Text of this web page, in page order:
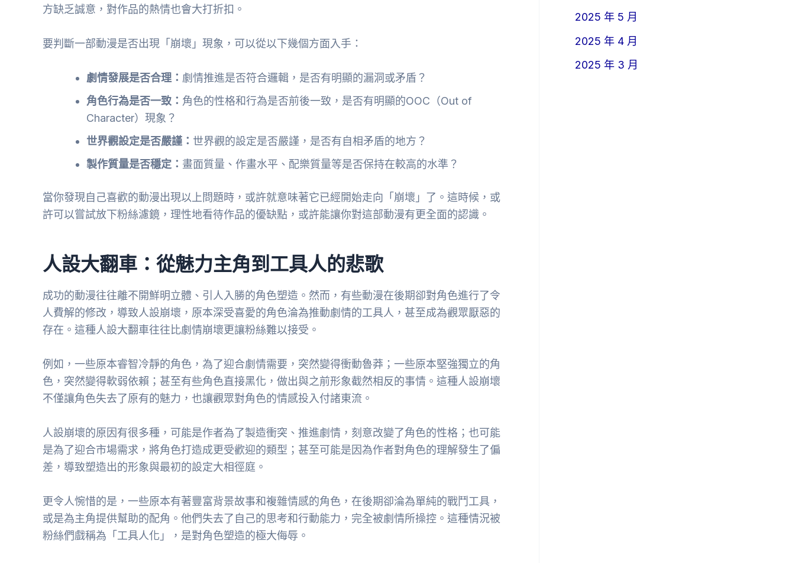
方缺乏誠意，對作品的熱情也會大打折扣。
要判斷一部動漫是否出現「崩壞」現象，可以從以下幾個方面入手：
劇情發展是否合理： 劇情推進是否符合邏輯，是否有明顯的漏洞或矛盾？
角色行為是否一致： 角色的性格和行為是否前後一致，是否有明顯的OOC（Out of
Character）現象？
世界觀設定是否嚴謹： 世界觀的設定是否嚴謹，是否有自相矛盾的地方？
製作質量是否穩定： 畫面質量、作畫水平、配樂質量等是否保持在較高的水準？
當你發現自己喜歡的動漫出現以上問題時，或許就意味著它已經開始走向「崩壞」了。這時候，或
許可以嘗試放下粉絲濾鏡，理性地看待作品的優缺點，或許能讓你對這部動漫有更全面的認識。
人設大翻車：從魅力主角到工具人的悲歌
成功的動漫往往離不開鮮明立體、引人入勝的角色塑造。然而，有些動漫在後期卻對角色進行了令
人費解的修改，導致人設崩壞，原本深受喜愛的角色淪為推動劇情的工具人，甚至成為觀眾厭惡的
存在。這種人設大翻車往往比劇情崩壞更讓粉絲難以接受。
例如，一些原本睿智冷靜的角色，為了迎合劇情需要，突然變得衝動魯莽；一些原本堅強獨立的角
色，突然變得軟弱依賴；甚至有些角色直接黑化，做出與之前形象截然相反的事情。這種人設崩壞
不僅讓角色失去了原有的魅力，也讓觀眾對角色的情感投入付諸東流。
人設崩壞的原因有很多種，可能是作者為了製造衝突、推進劇情，刻意改變了角色的性格；也可能
是為了迎合市場需求，將角色打造成更受歡迎的類型；甚至可能是因為作者對角色的理解發生了偏
差，導致塑造出的形象與最初的設定大相徑庭。
更令人惋惜的是，一些原本有著豐富背景故事和複雜情感的角色，在後期卻淪為單純的戰鬥工具，
或是為主角提供幫助的配角。他們失去了自己的思考和行動能力，完全被劇情所操控。這種情況被
粉絲們戲稱為「工具人化」，是對角色塑造的極大侮辱。
2025 年 5 月
2025 年 4 月
2025 年 3 月